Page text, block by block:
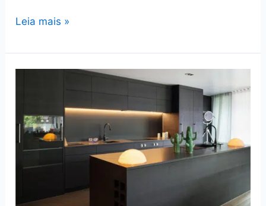
Plantas
Descubra
as
para
decorar
sua
Leia mais »